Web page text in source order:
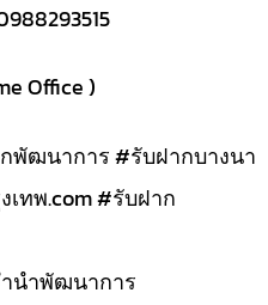
Office )
พัฒนาการ #รับฝากบางนา
ทพ.com #รับฝาก
นำพัฒนาการ